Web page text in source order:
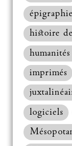
épigraphie
histoire
imprimés
logiciels